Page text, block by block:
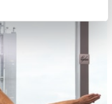
identifizieren
Ihre persönlichen Daten
Sie Ihre Präferenzen im
und Anzeigen zu